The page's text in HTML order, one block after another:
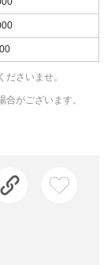
さいませ。
がございます。